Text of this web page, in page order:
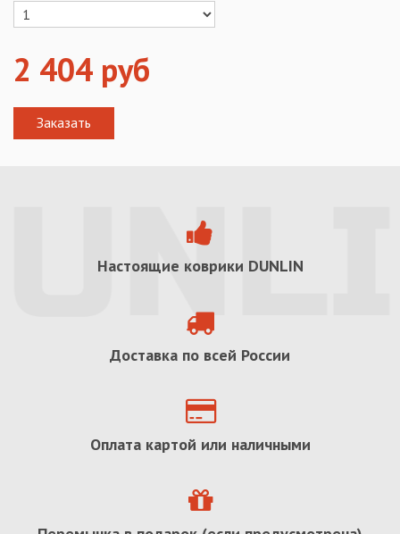
2 404 руб
Настоящие коврики DUNLIN
Доставка по всей России
Оплата картой или наличными